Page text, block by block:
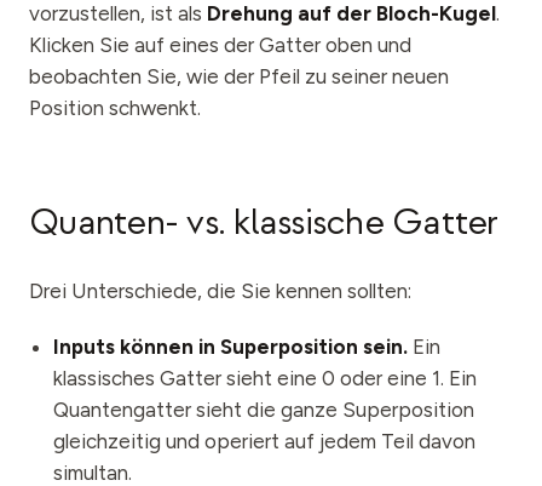
vorzustellen, ist als Drehung auf der Bloch-Kugel.
Klicken Sie auf eines der Gatter oben und
beobachten Sie, wie der Pfeil zu seiner neuen
Position schwenkt.
Quanten- vs. klassische Gatter
Drei Unterschiede, die Sie kennen sollten:
Inputs können in Superposition sein. Ein
klassisches Gatter sieht eine 0 oder eine 1. Ein
Quantengatter sieht die ganze Superposition
gleichzeitig und operiert auf jedem Teil davon
simultan.